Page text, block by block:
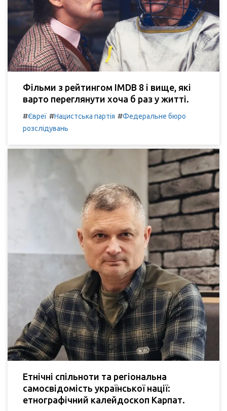
Фільми з рейтингом IMDB 8 і вище, які
варто переглянути хоча б раз у житті.
#Євреї #Нацистська партія #Федеральне бюро
розслідувань
Етнічні спільноти та регіональна
самосвідомість української нації:
етнографічний калейдоскоп Карпат.